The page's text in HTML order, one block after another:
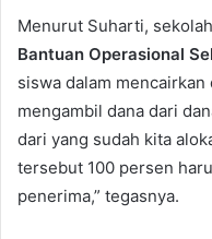
Menurut Suharti,
Bantuan Operasional
siswa dalam mencairkan
mengambil dana dari
dari yang sudah kita
tersebut 100 persen
penerima,” tegasnya.